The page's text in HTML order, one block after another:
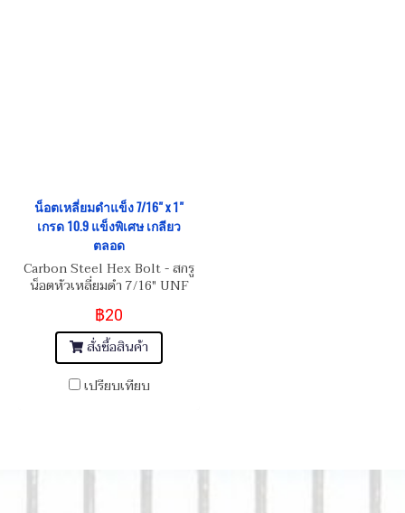
น็อตเหลี่ยมดำแข็ง 7/16" x 1"
เกรด 10.9 แข็งพิเศษ เกลียว
ตลอด
Carbon Steel Hex Bolt - สกรู
น็อตหัวเหลี่ยมดำ 7/16" UNF
฿20
สั่งซื้อสินค้า
เปรียบเทียบ